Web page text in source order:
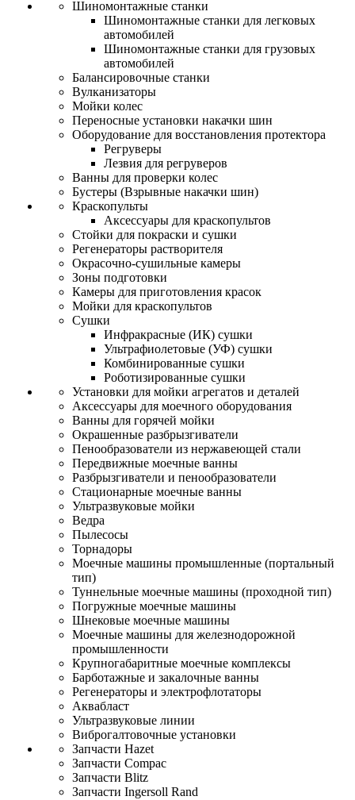
Шиномонтажные станки
Шиномонтажные станки для легковых
автомобилей
Шиномонтажные станки для грузовых
автомобилей
Балансировочные станки
Вулканизаторы
Мойки колес
Переносные установки накачки шин
Оборудование для восстановления протектора
Регруверы
Лезвия для регруверов
Ванны для проверки колес
Бустеры (Взрывные накачки шин)
Краскопульты
Аксессуары для краскопультов
Стойки для покраски и сушки
Регенераторы растворителя
Окрасочно-сушильные камеры
Зоны подготовки
Камеры для приготовления красок
Мойки для краскопультов
Сушки
Инфракрасные (ИК) сушки
Ультрафиолетовые (УФ) сушки
Комбинированные сушки
Роботизированные сушки
Установки для мойки агрегатов и деталей
Аксессуары для моечного оборудования
Ванны для горячей мойки
Окрашенные разбрызгиватели
Пенообразователи из нержавеющей стали
Передвижные моечные ванны
Разбрызгиватели и пенообразователи
Стационарные моечные ванны
Ультразвуковые мойки
Ведра
Пылесосы
Торнадоры
Моечные машины промышленные (портальный
тип)
Туннельные моечные машины (проходной тип)
Погружные моечные машины
Шнековые моечные машины
Моечные машины для железнодорожной
промышленности
Крупногабаритные моечные комплексы
Барботажные и закалочные ванны
Регенераторы и электрофлотаторы
Аквабласт
Ультразвуковые линии
Виброгалтовочные установки
Запчасти Hazet
Запчасти Compac
Запчасти Blitz
Запчасти Ingersoll Rand